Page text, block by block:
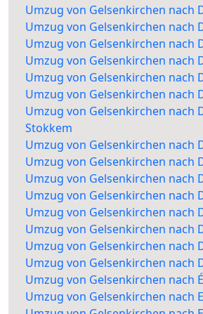
Umzug von Gelsenkirchen nach
Umzug von Gelsenkirchen nach
Umzug von Gelsenkirchen nach
Umzug von Gelsenkirchen nach
Umzug von Gelsenkirchen nach
Umzug von Gelsenkirchen nach
Umzug von Gelsenkirchen nach
Stokkem
Umzug von Gelsenkirchen nach
Umzug von Gelsenkirchen nach
Umzug von Gelsenkirchen nach
Umzug von Gelsenkirchen nach
Umzug von Gelsenkirchen nach
Umzug von Gelsenkirchen nach
Umzug von Gelsenkirchen nach
Umzug von Gelsenkirchen nach
Umzug von Gelsenkirchen nach
Umzug von Gelsenkirchen nach